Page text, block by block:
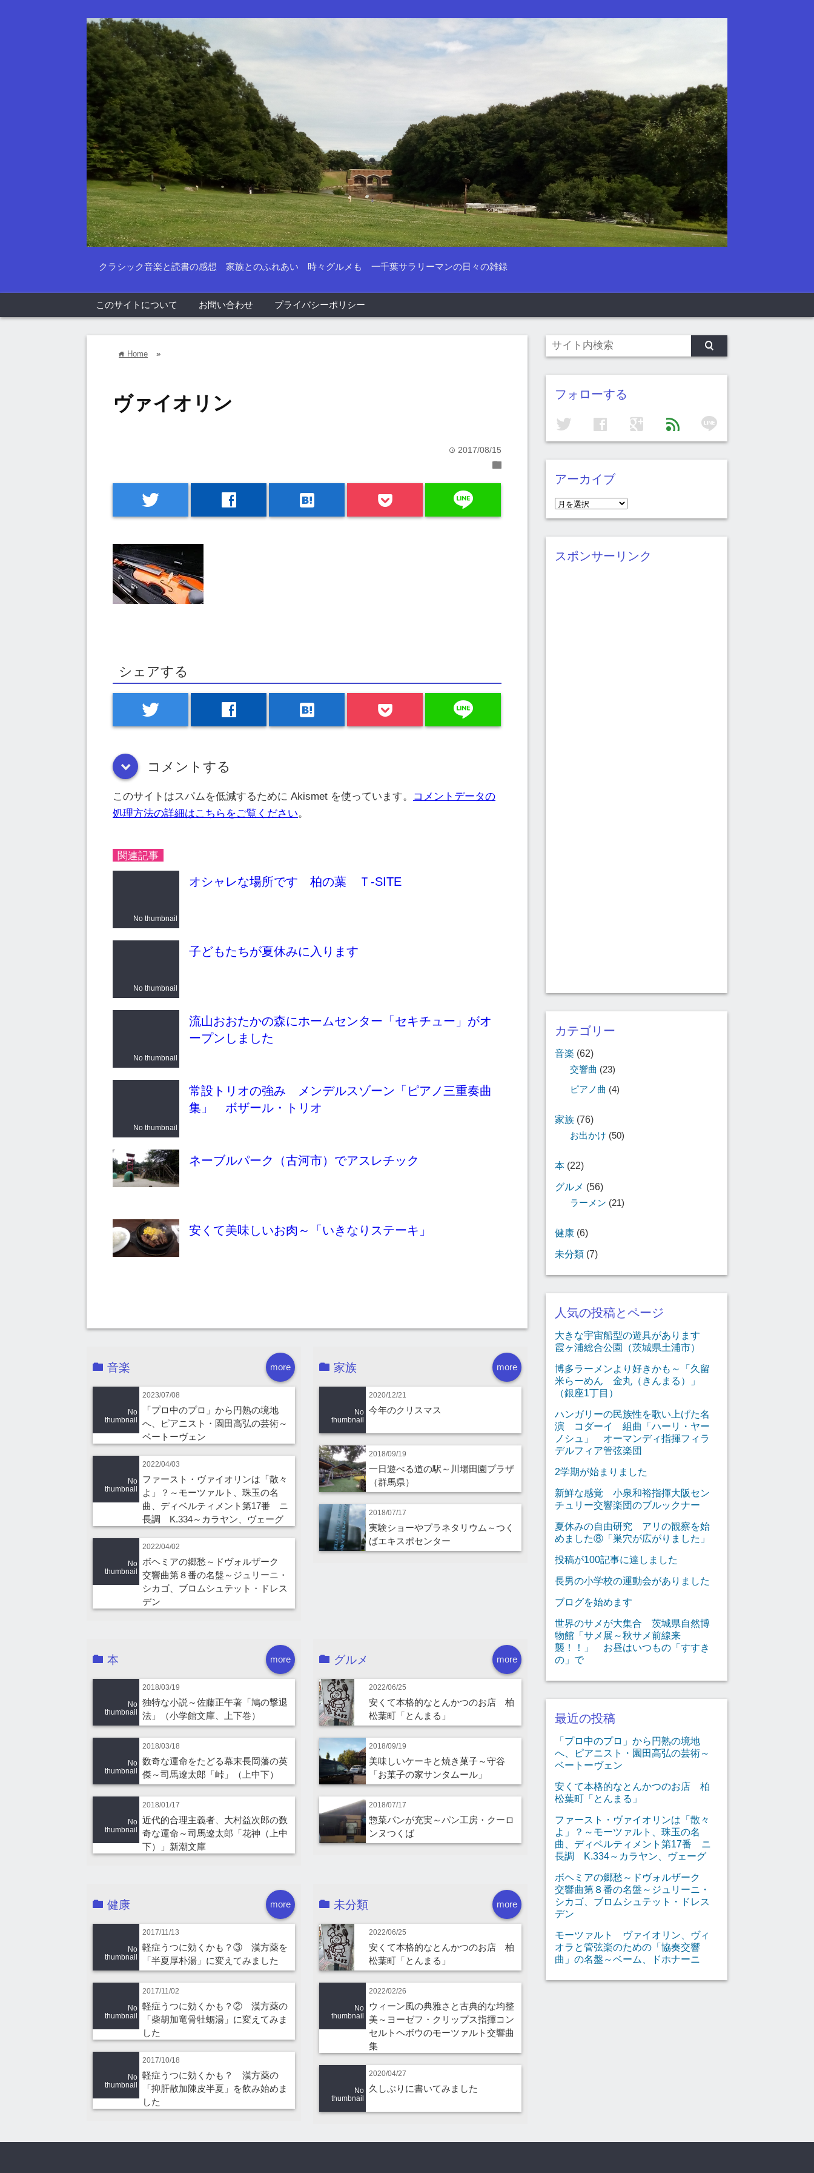
クラシック音楽と読書の感想 家族とのふれあい 時々グルメも 一千葉サラリーマンの日々の雑録
このサイトについて お問い合わせ プライバシーポリシー
home Home »
ヴァイオリン
time 2017/08/15
folder
twitter facebook hatenabookmark line
シェアする
twitter facebook hatenabookmark line
down コメントする
このサイトはスパムを低減するために Akismet を使っています。
コメントデータの
処理方法の詳細はこちらをご覧ください。
関連記事
No thumbnail
オシャレな場所です 柏の葉 Ｔ-SITE
No thumbnail
子どもたちが夏休みに入ります
No thumbnail
流山おおたかの森にホームセンター「セキチュー」がオ
ープンしました
No thumbnail
常設トリオの強み メンデルスゾーン「ピアノ三重奏曲
集」 ボザール・トリオ
ネーブルパーク（古河市）でアスレチック
安くて美味しいお肉～「いきなりステーキ」
more
音楽
No
thumbnail
2023/07/08
「プロ中のプロ」から円熟の境地
へ、ピアニスト・園田高弘の芸術～
ベートーヴェン
No
thumbnail
2022/04/03
ファースト・ヴァイオリンは「散々
よ」？～モーツァルト、珠玉の名
曲、ディベルティメント第17番 ニ
長調 K.334～カラヤン、ヴェーグ
No
thumbnail
2022/04/02
ボヘミアの郷愁～ドヴォルザーク
交響曲第８番の名盤～ジュリーニ・
シカゴ、ブロムシュテット・ドレス
デン
more
家族
No
thumbnail
2020/12/21
今年のクリスマス
2018/09/19
一日遊べる道の駅～川場田園プラザ
（群馬県）
2018/07/17
実験ショーやプラネタリウム～つく
ばエキスポセンター
more
本
No
thumbnail
2018/03/19
独特な小説～佐藤正午著「鳩の撃退
法」（小学館文庫、上下巻）
No
thumbnail
2018/03/18
数奇な運命をたどる幕末長岡藩の英
傑～司馬遼太郎「峠」（上中下）
No
thumbnail
2018/01/17
近代的合理主義者、大村益次郎の数
奇な運命～司馬遼太郎「花神（上中
下）」新潮文庫
more
グルメ
2022/06/25
安くて本格的なとんかつのお店 柏
松葉町「とんまる」
2018/09/19
美味しいケーキと焼き菓子～守谷
「お菓子の家サンタムール」
2018/07/17
惣菜パンが充実～パン工房・クーロ
ンヌつくば
more
健康
No
thumbnail
2017/11/13
軽症うつに効くかも？③ 漢方薬を
「半夏厚朴湯」に変えてみました
No
thumbnail
2017/11/02
軽症うつに効くかも？② 漢方薬の
「柴胡加竜骨牡蛎湯」に変えてみま
した
No
thumbnail
2017/10/18
軽症うつに効くかも？ 漢方薬の
「抑肝散加陳皮半夏」を飲み始めま
した
more
未分類
2022/06/25
安くて本格的なとんかつのお店 柏
松葉町「とんまる」
No
thumbnail
2022/02/26
ウィーン風の典雅さと古典的な均整
美～ヨーゼフ・クリップス指揮コン
セルトヘボウのモーツァルト交響曲
集
No
thumbnail
2020/04/27
久しぶりに書いてみました
フォローする
twitter facebook google feed line
アーカイブ
ア
ー
カ
イ
スポンサーリンク
カテゴリー
音楽 (62)
交響曲 (23)
ピアノ曲 (4)
家族 (76)
お出かけ (50)
本 (22)
グルメ (56)
ラーメン (21)
健康 (6)
未分類 (7)
人気の投稿とページ
大きな宇宙船型の遊具があります
霞ヶ浦総合公園（茨城県土浦市）
博多ラーメンより好きかも～「久留
米らーめん 金丸（きんまる）」
（銀座1丁目）
ハンガリーの民族性を歌い上げた名
演 コダーイ 組曲「ハーリ・ヤー
ノシュ」 オーマンディ指揮フィラ
デルフィア管弦楽団
2学期が始まりました
新鮮な感覚 小泉和裕指揮大阪セン
チュリー交響楽団のブルックナー
夏休みの自由研究 アリの観察を始
めました⑧「巣穴が広がりました」
投稿が100記事に達しました
長男の小学校の運動会がありました
ブログを始めます
世界のサメが大集合 茨城県自然博
物館「サメ展～秋サメ前線来
襲！！」 お昼はいつもの「すすき
の」で
最近の投稿
「プロ中のプロ」から円熟の境地
へ、ピアニスト・園田高弘の芸術～
ベートーヴェン
安くて本格的なとんかつのお店 柏
松葉町「とんまる」
ファースト・ヴァイオリンは「散々
よ」？～モーツァルト、珠玉の名
曲、ディベルティメント第17番 ニ
長調 K.334～カラヤン、ヴェーグ
ボヘミアの郷愁～ドヴォルザーク
交響曲第８番の名盤～ジュリーニ・
シカゴ、ブロムシュテット・ドレス
デン
モーツァルト ヴァイオリン、ヴィ
オラと管弦楽のための「協奏交響
曲」の名盤～ベーム、ドホナーニ